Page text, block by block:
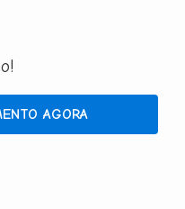
AGORA